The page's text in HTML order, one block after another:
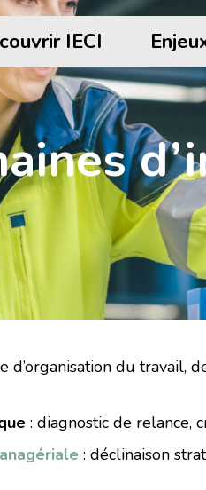
IECI
d’organisation du
: diagnostic de relance,
: déclinaison